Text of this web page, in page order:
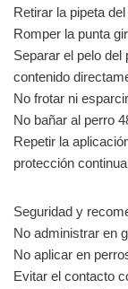
Retirar la pipeta
Romper la punta
Separar el pelo del
contenido
No frotar ni
No bañar al perro
Repetir la
protección
Seguridad y
No administrar en
No aplicar en
Evitar el contacto